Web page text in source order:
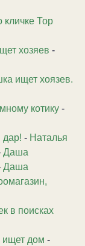
Тор
хозяев -
ищет хоязев.
котику -
дар! - Наталья
Даша
Даша
в поисках
ищет дом -